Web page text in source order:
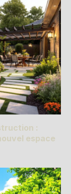
:
espace